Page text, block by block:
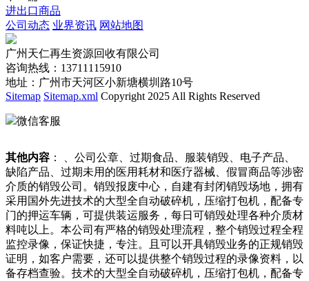
进出口商品
公司动态 业界资讯 网站地图
广州天仁再生资源回收有限公司
咨询热线：13711115910
地址：广州市天河区小新塘横圳路10号
Sitemap Sitemap.xml Copyright 2025 All Rights Reserved
微信客服
其他内容 ： 、公司公章、过期食品、服装销毁、电子产品、
缺陷产品、过期未用的医用耗材和医疗器械、假冒商品等涉密
介质的销毁公司。销毁报废中心，自建有封闭销毁场地，拥有
采用国外先进技术的大型全自动破碎机，压缩打包机，配备专
门的押运车辆，可提供装运服务，每日可销毁处理各种介质材
料吨以上。本公司有严格的销毁处理流程，整个销毁过程全程
监控录像，保证快捷，专注。且可以开具销毁业务的正规销毁
证明，如客户需要，还可以提供整个销毁过程的录像资料，以
备存档查验。技术的大型全自动破碎机，压缩打包机，配备专